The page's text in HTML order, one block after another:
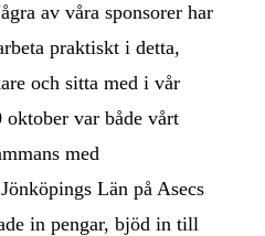
av våra sponsorer har
praktiskt i detta,
och sitta med i vår
var både vårt
med
Län på Asecs
in pengar, bjöd in till